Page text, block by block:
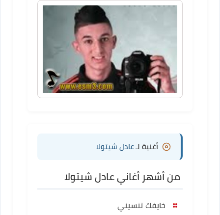
أغنية لـعادل شيتولا
من أشهر أغاني عادل شيتولا
خايفك تنسيني